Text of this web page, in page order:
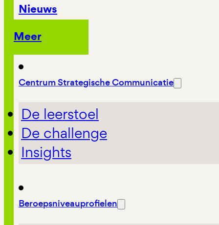
Nieuws
Meer
Centrum Strategische Communicatie
De leerstoel
De challenge
Insights
Beroepsniveauprofielen